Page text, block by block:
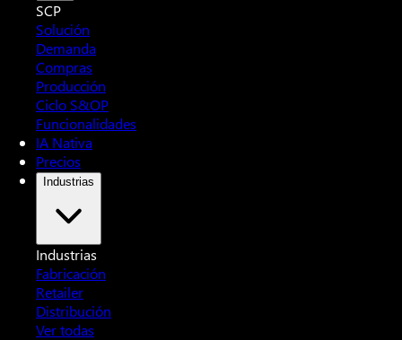
SCP
Solución
Demanda
Compras
Producción
Ciclo S&OP
Funcionalidades
IA Nativa
Precios
Industrias
Industrias
Fabricación
Retailer
Distribución
Ver todas